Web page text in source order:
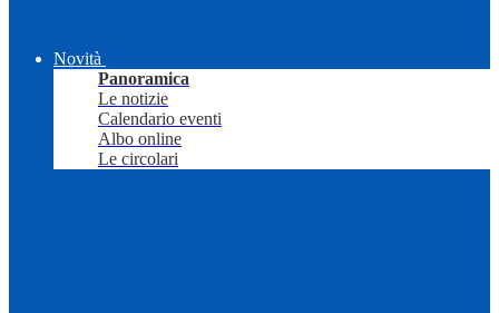
Novità
Panoramica
Le notizie
Calendario eventi
Albo online
Le circolari